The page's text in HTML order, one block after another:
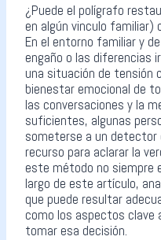
¿Puede el polígrafo
en algún vinculo familiar)
En el entorno familiar y
engaño o las diferencias
una situación de tensión
bienestar emocional de
las conversaciones y la
suficientes, algunas
someterse a un
recurso para aclarar la
este método no siempre
largo de este artículo,
que puede resultar
como los aspectos
tomar esa decisión.